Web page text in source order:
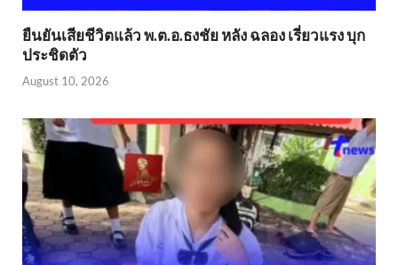
ยืนยันเสียชีวิตแล้ว พ.ต.อ.ธงชัย หลัง ฉลอง เรี่ยวแรง บุก
ประชิดตัว
August 10, 2026